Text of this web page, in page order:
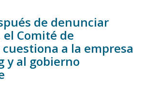
de denunciar
Comité de
a la empresa
y al gobierno